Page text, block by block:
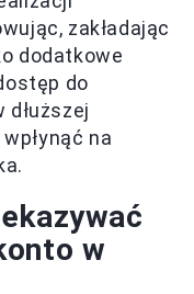
zakładając
dodatkowe
do
dłuższej
na
w